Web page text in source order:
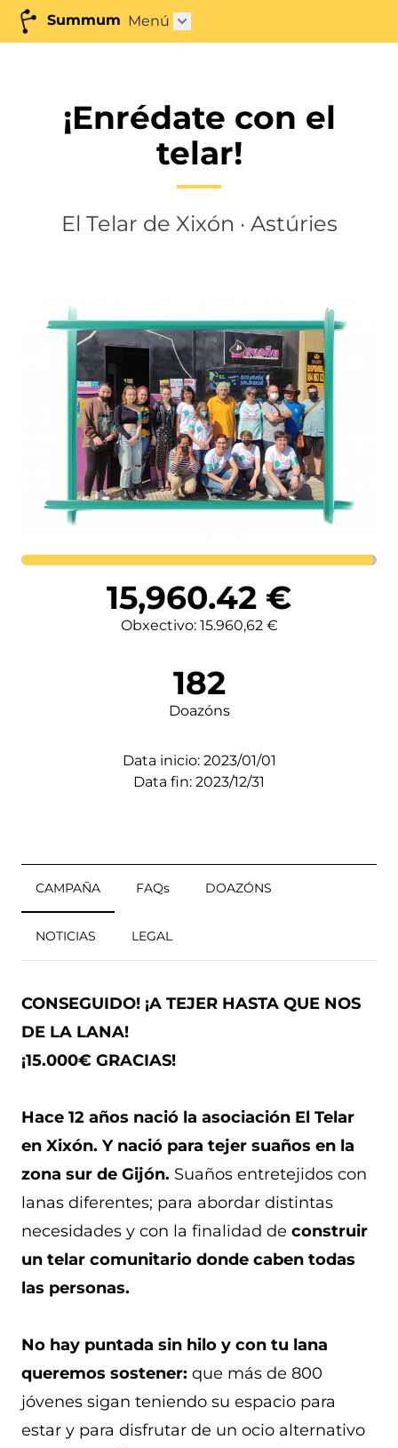
Summum Menú Abrir submenú"
¡Enrédate con el
telar!
El Telar de Xixón · Astúries
Lortutakoa
15,960.42 €
Obxectivo: 15.960,62 €
182
Doazóns
Data inicio: 2023/01/01
Data fin: 2023/12/31
CAMPAÑA FAQs DOAZÓNS
NOTICIAS LEGAL
CONSEGUIDO! ¡A TEJER HASTA QUE NOS
DE LA LANA!
¡15.000€ GRACIAS!
Hace 12 años nació la asociación El Telar
en Xixón. Y nació para tejer suaños en la
zona sur de Gijón. Suaños entretejidos con
lanas diferentes; para abordar distintas
necesidades y con la finalidad de construir
un telar comunitario donde caben todas
las personas.
No hay puntada sin hilo y con tu lana
queremos sostener: que más de 800
jóvenes sigan teniendo su espacio para
estar y para disfrutar de un ocio alternativo